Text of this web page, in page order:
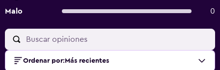
Malo
0
Ordenar por: Más recientes